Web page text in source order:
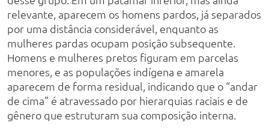
relevante, aparecem os homens pardos, já separados
por uma distância considerável, enquanto as
mulheres pardas ocupam posição subsequente.
Homens e mulheres pretos figuram em parcelas
menores, e as populações indígena e amarela
aparecem de forma residual, indicando que o “andar
de cima” é atravessado por hierarquias raciais e de
gênero que estruturam sua composição interna.